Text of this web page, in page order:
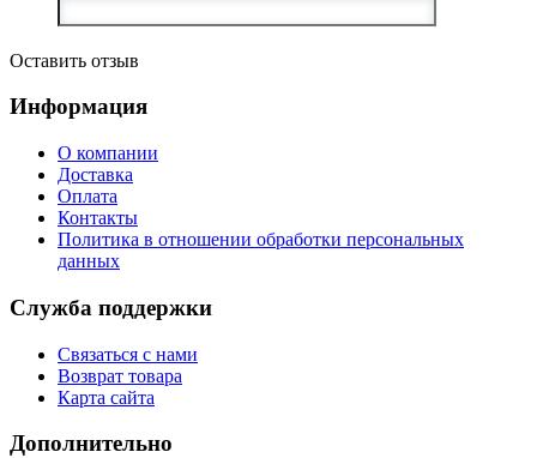
Оставить отзыв
Информация
О компании
Доставка
Оплата
Контакты
Политика в отношении обработки персональных
данных
Служба поддержки
Связаться с нами
Возврат товара
Карта сайта
Дополнительно